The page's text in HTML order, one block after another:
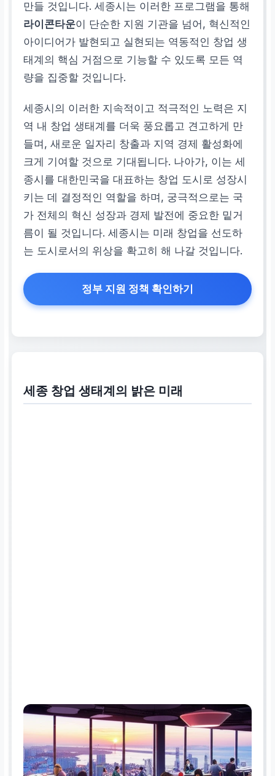
만들 것입니다. 세종시는 이러한 프로그램을 통해
라이콘타운이 단순한 지원 기관을 넘어, 혁신적인
아이디어가 발현되고 실현되는 역동적인 창업 생
태계의 핵심 거점으로 기능할 수 있도록 모든 역
량을 집중할 것입니다.
세종시의 이러한 지속적이고 적극적인 노력은 지
역 내 창업 생태계를 더욱 풍요롭고 견고하게 만
들며, 새로운 일자리 창출과 지역 경제 활성화에
크게 기여할 것으로 기대됩니다. 나아가, 이는 세
종시를 대한민국을 대표하는 창업 도시로 성장시
키는 데 결정적인 역할을 하며, 궁극적으로는 국
가 전체의 혁신 성장과 경제 발전에 중요한 밑거
름이 될 것입니다. 세종시는 미래 창업을 선도하
는 도시로서의 위상을 확고히 해 나갈 것입니다.
정부 지원 정책 확인하기
세종 창업 생태계의 밝은 미래